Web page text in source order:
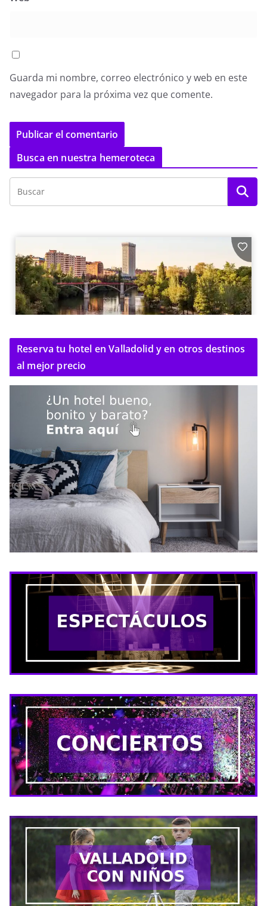
Guarda mi nombre, correo electrónico y web en este
navegador para la próxima vez que comente.
Busca en nuestra hemeroteca
Reserva tu hotel en Valladolid y en otros destinos
al mejor precio